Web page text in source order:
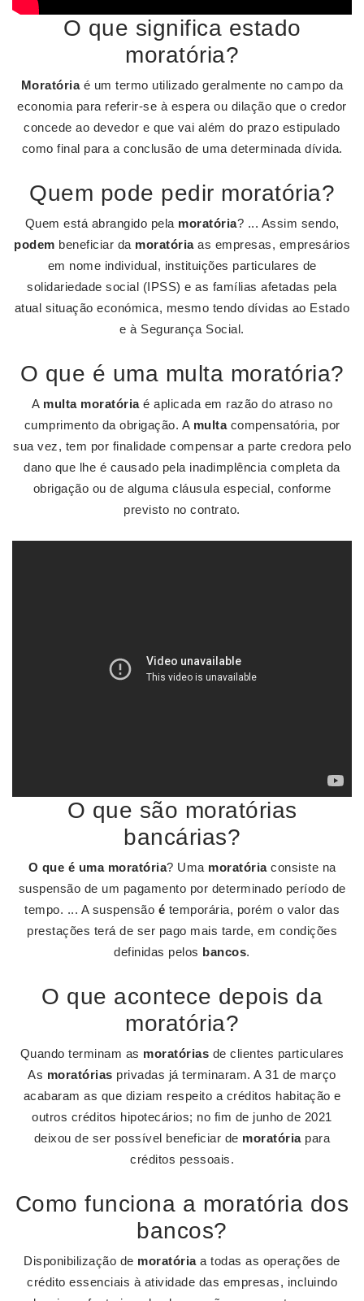
O que significa estado
moratória?
Moratóriaé um termo utilizado geralmente no campo da
economia para referir-se à espera ou dilação que o credor
concede ao devedor e que vai além do prazo estipulado
como final para a conclusão de uma determinada dívida.
Quem pode pedir moratória?
Quem está abrangido pela moratória? ... Assim sendo,
podem beneficiar da moratóriaas empresas, empresários
em nome individual, instituições particulares de
solidariedade social (IPSS) e as famílias afetadas pela
atual situação económica, mesmo tendo dívidas ao Estado
e à Segurança Social.
O que é uma multa moratória?
A multa moratóriaé aplicada em razão do atraso no
cumprimento da obrigação. A multacompensatória, por
sua vez, tem por finalidade compensar a parte credora pelo
dano que lhe é causado pela inadimplência completa da
obrigação ou de alguma cláusula especial, conforme
previsto no contrato.
O que são moratórias
bancárias?
O que é uma moratória? Uma moratóriaconsiste na
suspensão de um pagamento por determinado período de
tempo. ... A suspensão é temporária, porém o valor das
prestações terá de ser pago mais tarde, em condições
definidas pelos bancos.
O que acontece depois da
moratória?
Quando terminam as moratórias de clientes particulares
As moratórias privadas já terminaram. A 31 de março
acabaram as que diziam respeito a créditos habitação e
outros créditos hipotecários; no fim de junho de 2021
deixou de ser possível beneficiar de moratóriapara
créditos pessoais.
Como funciona a moratória dos
bancos?
Disponibilização de moratóriaa todas as operações de
crédito essenciais à atividade das empresas, incluindo